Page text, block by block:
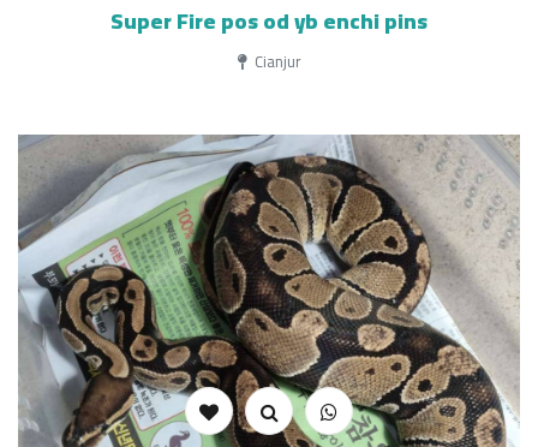
Super Fire pos od yb enchi pins
Cianjur